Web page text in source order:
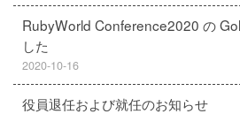
RubyWorld Conference2020 の
した
2020-10-16
役員退任および就任のお知らせ